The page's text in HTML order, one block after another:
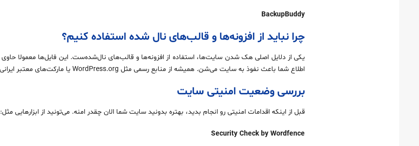
BackupBuddy
چرا نباید از افزونه‌ها و قالب‌های نال شده استفاده کنیم؟
اطلاع شما باعث نفوذ به سایت می‌شن. همیشه از منابع رسمی مثل WordPress.org یا مارکت‌های معتبر ایرانی خرید کنید.
بررسی وضعیت امنیتی سایت
قبل از اینکه اقدامات امنیتی رو انجام بدید، بهتره بدونید سایت شما الان چقدر امنه. می‌تونید از ابزارهایی مثل:
Security Check by Wordfence